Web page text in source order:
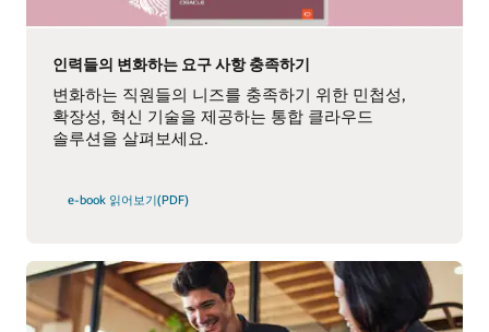
인력들의 변화하는 요구 사항 충족하기
변화하는 직원들의 니즈를 충족하기 위한 민첩성,
확장성, 혁신 기술을 제공하는 통합 클라우드
솔루션을 살펴보세요.
e-book 읽어보기(PDF)